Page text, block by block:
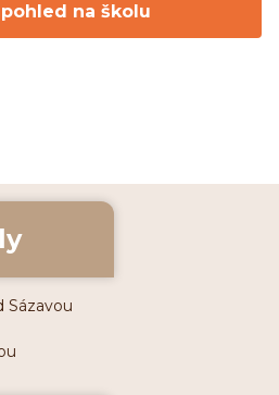
na školu
Sázavou